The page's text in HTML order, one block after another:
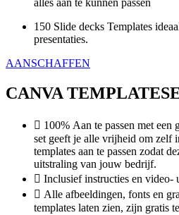
alles aan te kunnen passen
150 Slide decks Templates
presentaties.
AANSCHAFFEN
CANVA
100% Aan te passen met een
set geeft je alle vrijheid om zelf
templates aan te passen zodat
uitstraling van jouw bedrijf.
Inclusief instructies en video-
Alle afbeeldingen, fonts en
templates laten zien, zijn gratis